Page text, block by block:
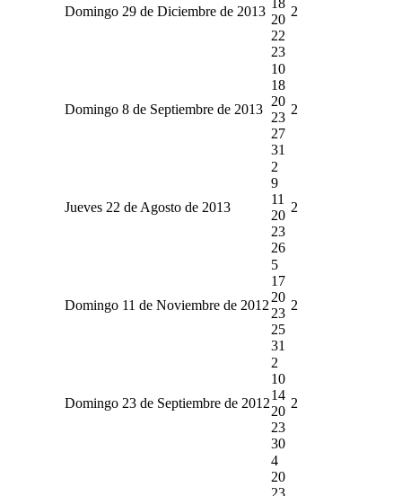
Domingo 29 de Diciembre de 2013
20
22
23
2
Domingo 8 de Septiembre de 2013
10
18
20
23
27
31
2
Jueves 22 de Agosto de 2013
2
9
11
20
23
26
2
Domingo 11 de Noviembre de 2012
5
17
20
23
25
31
2
Domingo 23 de Septiembre de 2012
2
10
14
20
23
30
2
4
20
23